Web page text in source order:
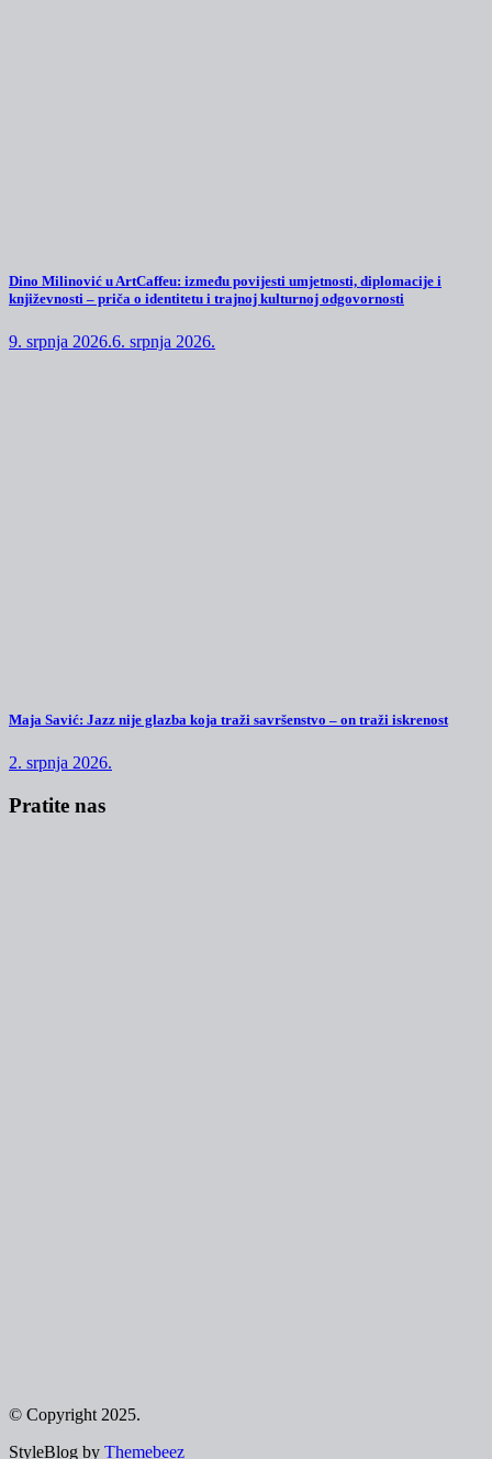
Dino Milinović u ArtCaffeu: između povijesti umjetnosti, diplomacije i
književnosti – priča o identitetu i trajnoj kulturnoj odgovornosti
9. srpnja 2026.6. srpnja 2026.
Maja Savić: Jazz nije glazba koja traži savršenstvo – on traži iskrenost
2. srpnja 2026.
Pratite nas
© Copyright 2025.
StyleBlog by Themebeez